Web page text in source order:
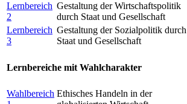
Lernbereich
2
Gestaltung der Wirtschaftspolitik
durch Staat und Gesellschaft
Lernbereich
3
Gestaltung der Sozialpolitik durch
Staat und Gesellschaft
Lernbereiche mit Wahlcharakter
Wahlbereich Ethisches Handeln in der